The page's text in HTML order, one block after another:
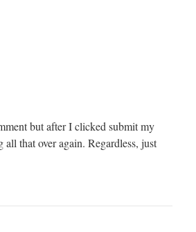
but after I clicked submit my
that over again. Regardless, just